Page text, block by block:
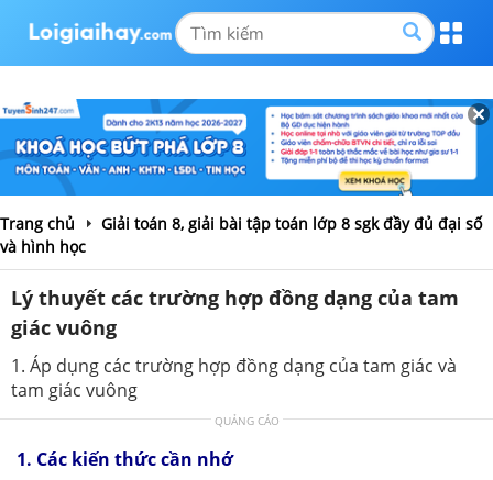
Trang chủ
Giải toán 8, giải bài tập toán lớp 8 sgk đầy đủ đại số
và hình học
Lý thuyết các trường hợp đồng dạng của tam
giác vuông
1. Áp dụng các trường hợp đồng dạng của tam giác và
tam giác vuông
QUẢNG CÁO
1. Các kiến thức cần nhớ